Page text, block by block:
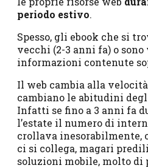
periodo estivo.
Spesso, gli ebook che si
vecchi (2-3 anni fa) o
informazioni contenute
Il web cambia alla
cambiano le abitudini
Infatti se fino a 3 anni fa
l’estate il numero di
crollava inesorabilmente,
ci si collega, magari
soluzioni mobile, molto di